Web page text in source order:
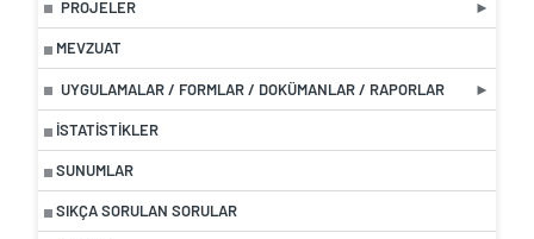
PROJELER
MEVZUAT
UYGULAMALAR / FORMLAR / DOKÜMANLAR / RAPORLAR
İSTATISTIKLER
SUNUMLAR
SIKÇA SORULAN SORULAR